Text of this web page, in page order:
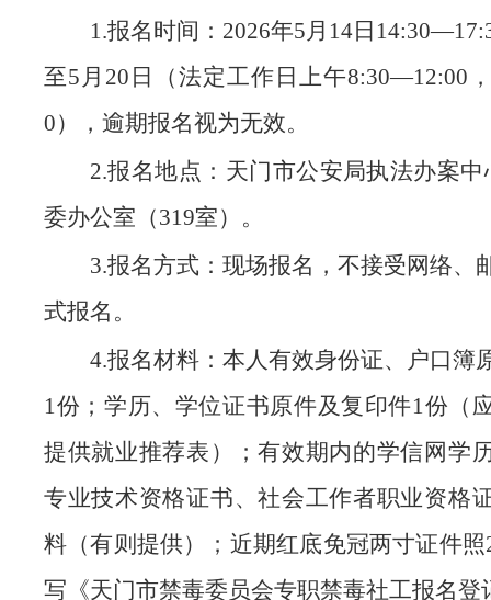
1.报名时间：2026年5月14日
至5月20日（法定工作日上午8:30—12:00
0），逾期报名视为无效。
2.报名地点：天门市公安局执法办案
委办公室（319室）。
3.报名方式：现场报名，不接受网络、
式报名。
4.报名材料：本人有效身份证、户口簿
1份；学历、学位证书原件及复印件1份（
提供就业推荐表）；有效期内的学信网学
专业技术资格证书、社会工作者职业资格
料（有则提供）；近期红底免冠两寸证件
写《天门市禁毒委员会专职禁毒社工报名登